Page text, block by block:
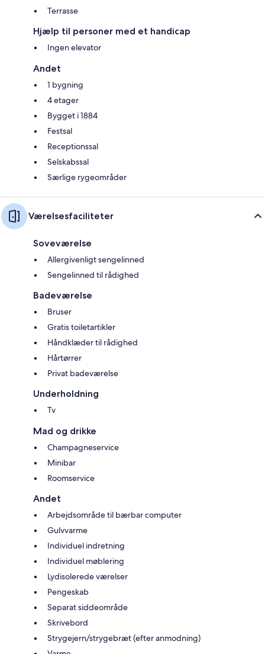
Terrasse
Hjælp til personer med et handicap
Ingen elevator
Andet
1 bygning
4 etager
Bygget i 1884
Festsal
Receptionssal
Selskabssal
Særlige rygeområder
Værelsesfaciliteter
Soveværelse
Allergivenligt sengelinned
Sengelinned til rådighed
Badeværelse
Bruser
Gratis toiletartikler
Håndklæder til rådighed
Hårtørrer
Privat badeværelse
Underholdning
Tv
Mad og drikke
Champagneservice
Minibar
Roomservice
Andet
Arbejdsområde til bærbar computer
Gulvvarme
Individuel indretning
Individuel møblering
Lydisolerede værelser
Pengeskab
Separat siddeområde
Skrivebord
Strygejern/strygebræt (efter anmodning)